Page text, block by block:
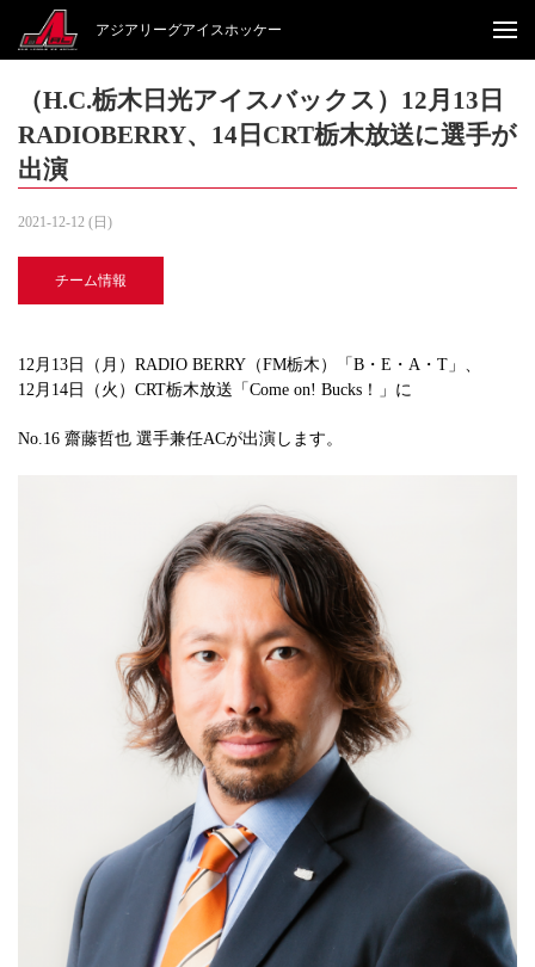
アジアリーグアイスホッケー
（H.C.栃木日光アイスバックス）12月13日
RADIOBERRY、14日CRT栃木放送に選手が
出演
2021-12-12 (日)
チーム情報
12月13日（月）RADIO BERRY（FM栃木）「B・E・A・T」、
12月14日（火）CRT栃木放送「Come on! Bucks！」に
No.16 齋藤哲也 選手兼任ACが出演します。